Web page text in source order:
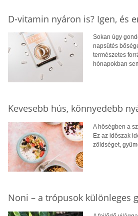
D-vitamin nyáron is? Igen, és
Sokan úgy
napsütés
természetes
hónapokban
Kevesebb hús, könnyedebb
A hőségben a
Ez az időszak
zöldséget,
Noni – a trópusok különleges